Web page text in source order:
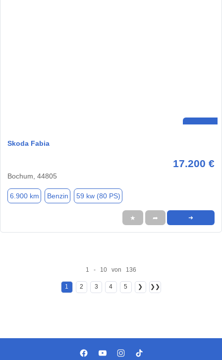
Skoda Fabia
17.200 €
Bochum, 44805
6.900 km Benzin 59 kw (80 PS)
★ ➦ ➜
1 - 10 von 136
1 2 3 4 5 ❯ ❯❯